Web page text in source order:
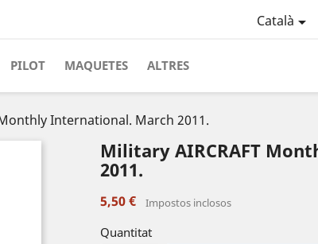
Català
PILOT MAQUETES ALTRES
International. March 2011.
Military AIRCRAFT
2011.
5,50 € Impostos inclosos
Quantitat